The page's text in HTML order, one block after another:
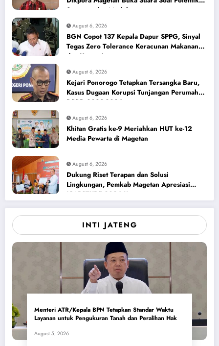
Seragam dan Modul
August 6, 2026
BGN Copot 137 Kepala Dapur SPPG, Sinyal
Tegas Zero Tolerance Keracunan Makanan
dan Korupsi
August 6, 2026
Kejari Ponorogo Tetapkan Tersangka Baru,
Kasus Dugaan Korupsi Tunjangan Perumahan
DPRD 2023-2026
August 6, 2026
Khitan Gratis ke-9 Meriahkan HUT ke-12
Media Pewarta di Magetan
August 6, 2026
Dukung Riset Terapan dan Solusi
Lingkungan, Pemkab Magetan Apresiasi
ICAPSTURE 2026 Unesa
INTI JATENG
Menteri ATR/Kepala BPN Tetapkan Standar Waktu
Layanan untuk Pengukuran Tanah dan Peralihan Hak
August 5, 2026